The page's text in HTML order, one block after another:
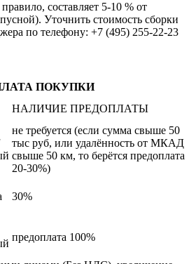
составляет 5-10 % от
Уточнить стоимость сборки
по телефону: +7 (495) 255-22-23
ПОКУПКИ
НАЛИЧИЕ ПРЕДОПЛАТЫ
не требуется (если сумма свыше 50
тыс руб, или удалённость от МКАД
свыше 50 км, то берётся предоплата
20-30%)
30%
предоплата 100%